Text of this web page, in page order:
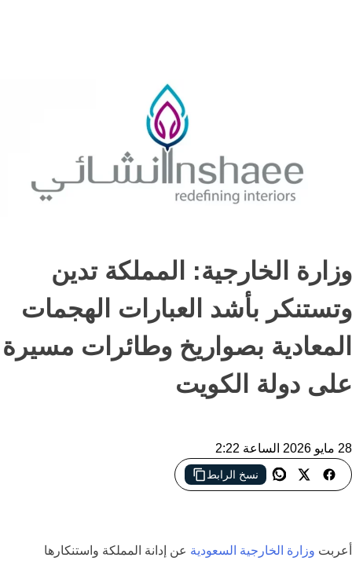
وزارة الخارجية: المملكة تدين
وتستنكر بأشد العبارات الهجمات
المعادية بصواريخ وطائرات مسيرة
على دولة الكويت
28 مايو 2026 الساعة 2:22
نسخ الرابط
السعودية تدين الهجمات على الكويت وتؤكد دعمها الكامل لاستقرارها
أعربت وزارة الخارجية السعودية عن إدانة المملكة واستنكارها